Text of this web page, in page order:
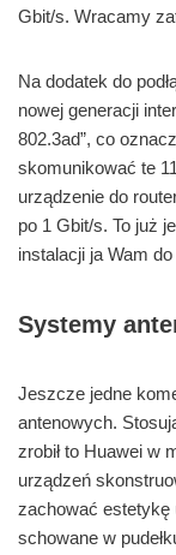
Gbit/s. Wracamy
Na dodatek do
nowej generacji
802.3ad”, co
skomunikować te
urządzenie do
po 1 Gbit/s. To już
instalacji ja Wam
Systemy
Jeszcze jedne
antenowych.
zrobił to Huawei w
urządzeń
zachować estetykę
schowane w